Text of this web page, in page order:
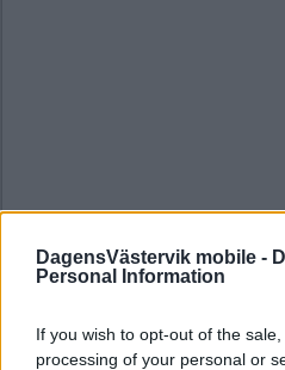
DagensVästervik mobile -
Personal Information
If you wish to opt-out of the
processing of your personal or